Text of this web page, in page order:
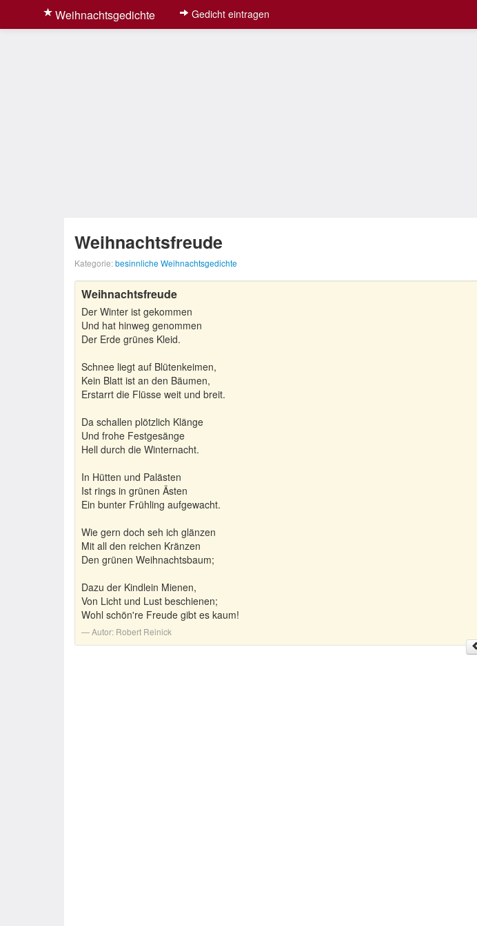
Weihnachtsgedichte Gedicht eintragen
Weihnachtsfreude
Kategorie:besinnliche Weihnachtsgedichte
Weihnachtsfreude
Der Winter ist gekommen
Und hat hinweg genommen
Der Erde grünes Kleid.
Schnee liegt auf Blütenkeimen,
Kein Blatt ist an den Bäumen,
Erstarrt die Flüsse weit und breit.
Da schallen plötzlich Klänge
Und frohe Festgesänge
Hell durch die Winternacht.
In Hütten und Palästen
Ist rings in grünen Ästen
Ein bunter Frühling aufgewacht.
Wie gern doch seh ich glänzen
Mit all den reichen Kränzen
Den grünen Weihnachtsbaum;
Dazu der Kindlein Mienen,
Von Licht und Lust beschienen;
Wohl schön're Freude gibt es kaum!
Autor: Robert Reinick